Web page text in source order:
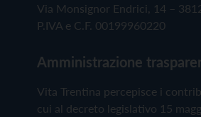
Via Monsignor Endrici, 14 –
P.IVA e C.F. 00199960220
Amministrazione
Vita Trentina percepisce i
cui al decreto legislativo 15